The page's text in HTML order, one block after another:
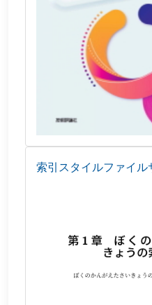
索引スタイルファイル